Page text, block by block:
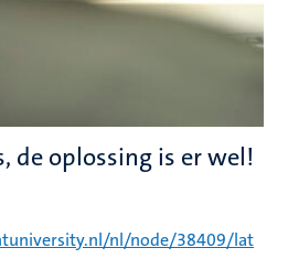
de oplossing is er wel!
nl/node/38409/lat